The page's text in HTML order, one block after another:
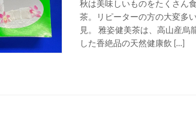
秋は美味しいものをたくさん
茶。リピーターの方の大変多
見。 雅姿健美茶は、高山産烏
した香絶品の天然健康飲 […]